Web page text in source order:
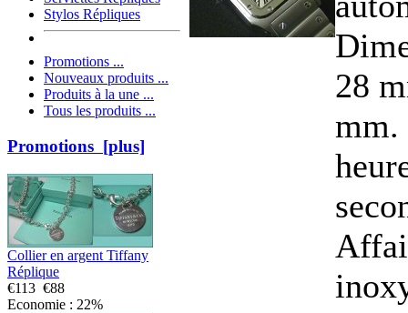
Stylos Répliques
Promotions ...
Nouveaux produits ...
Produits à la une ...
Tous les produits ...
Promotions [plus]
Collier en argent Tiffany
Réplique
€113 €88
Economie : 22%
28
mm.